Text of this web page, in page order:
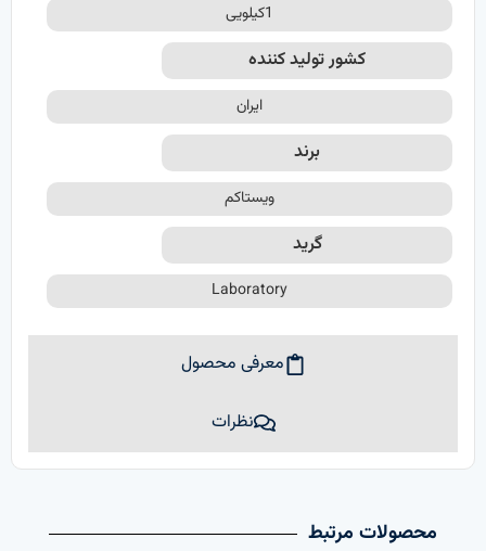
معرفی محصول
نظرات
1کیلویی
کشور تولید کننده
ایران
برند
ویستاکم
گرید
Laboratory
محصولات مرتبط